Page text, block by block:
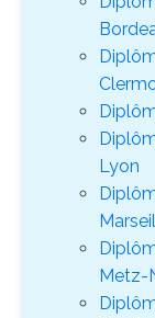
Lyon
Metz-